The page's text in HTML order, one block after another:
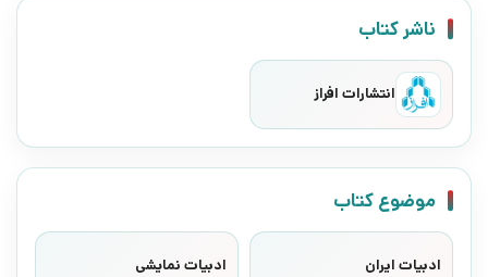
ناشر کتاب
انتشارات افراز
موضوع کتاب
ادبیات ایران ادبیات نمایشی